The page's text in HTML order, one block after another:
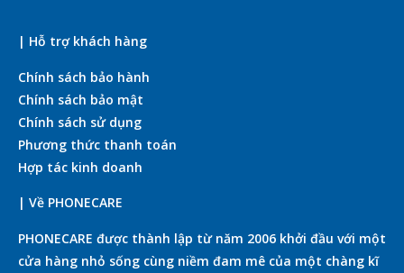
| Hỗ trợ khách hàng
Chính sách bảo hành
Chính sách bảo mật
Chính sách sử dụng
Phương thức thanh toán
Hợp tác kinh doanh
| Về PHONECARE
PHONECARE được thành lập từ năm 2006 khởi đầu với một
cửa hàng nhỏ sống cùng niềm đam mê của một chàng kĩ